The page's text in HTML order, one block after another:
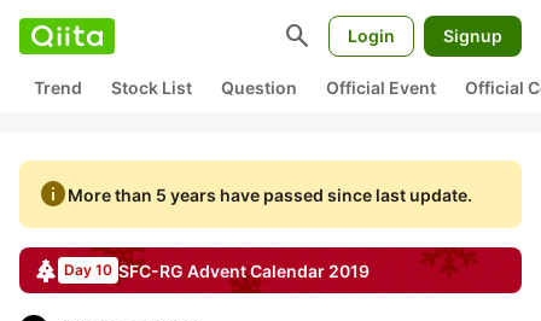
search Login Signup
Trend Stock List Question Official Event Official
infoMore than 5 years have passed since last update.
Day 10 SFC-RG Advent Calendar 2019